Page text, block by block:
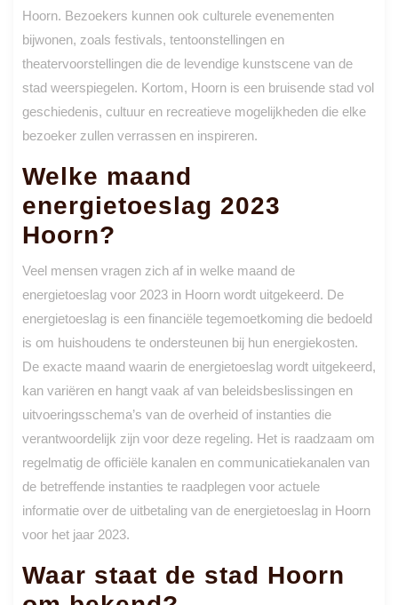
Hoorn. Bezoekers kunnen ook culturele evenementen
bijwonen, zoals festivals, tentoonstellingen en
theatervoorstellingen die de levendige kunstscene van de
stad weerspiegelen. Kortom, Hoorn is een bruisende stad vol
geschiedenis, cultuur en recreatieve mogelijkheden die elke
bezoeker zullen verrassen en inspireren.
Welke maand
energietoeslag 2023
Hoorn?
Veel mensen vragen zich af in welke maand de
energietoeslag voor 2023 in Hoorn wordt uitgekeerd. De
energietoeslag is een financiële tegemoetkoming die bedoeld
is om huishoudens te ondersteunen bij hun energiekosten.
De exacte maand waarin de energietoeslag wordt uitgekeerd,
kan variëren en hangt vaak af van beleidsbeslissingen en
uitvoeringsschema’s van de overheid of instanties die
verantwoordelijk zijn voor deze regeling. Het is raadzaam om
regelmatig de officiële kanalen en communicatiekanalen van
de betreffende instanties te raadplegen voor actuele
informatie over de uitbetaling van de energietoeslag in Hoorn
voor het jaar 2023.
Waar staat de stad Hoorn